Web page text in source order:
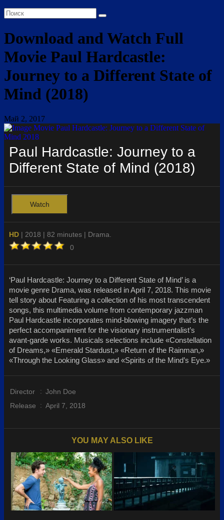
Download and Watch Full
Movie Paul Hardcastle:
Journey to a Different State of
Mind (2018)
Май 2, 2017
Paul Hardcastle: Journey to a
Different State of Mind (2018)
Watch
HD | 2018 | 82 minutes | Drama.
0
‘Paul Hardcastle: Journey to a Different State of Mind’ is a
movie genre Drama, was released in April 7, 2018. This movie
tell story about Featuring a collection of his most transcendent
songs, this multimedia volume from contemporary jazzman
Paul Hardcastle incorporates mind-blowing imagery that’s the
perfect accompaniment for the visionary instrumentalist’s
avant-garde works. Musicals selections include «Constellation
of Dreams,» «Emerald Stardust,» «Return of the Rainman,»
«Through the Looking Glass» and «Spirits of the Mind’s Eye.»
Director : John Doe
Release
: April 7, 2018
YOU MAY ALSO LIKE